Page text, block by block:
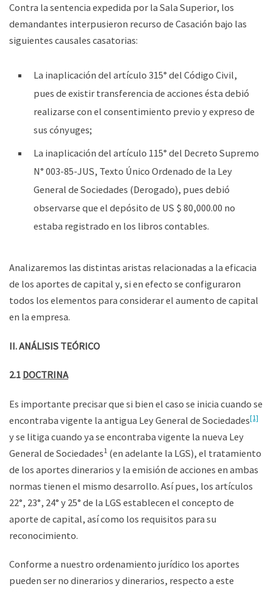
Contra la sentencia expedida por la Sala Superior, los
demandantes interpusieron recurso de Casación bajo las
siguientes causales casatorias:
La inaplicación del artículo 315° del Código Civil,
pues de existir transferencia de acciones ésta debió
realizarse con el consentimiento previo y expreso de
sus cónyuges;
La inaplicación del artículo 115° del Decreto Supremo
N° 003-85-JUS, Texto Único Ordenado de la Ley
General de Sociedades (Derogado), pues debió
observarse que el depósito de US $ 80,000.00 no
estaba registrado en los libros contables.
Analizaremos las distintas aristas relacionadas a la eficacia
de los aportes de capital y, si en efecto se configuraron
todos los elementos para considerar el aumento de capital
en la empresa.
II. ANÁLISIS TEÓRICO
2.1 DOCTRINA
Es importante precisar que si bien el caso se inicia cuando se
encontraba vigente la antigua Ley General de Sociedades[1]
y se litiga cuando ya se encontraba vigente la nueva Ley
General de Sociedades1 (en adelante la LGS), el tratamiento
de los aportes dinerarios y la emisión de acciones en ambas
normas tienen el mismo desarrollo. Así pues, los artículos
22°, 23°, 24° y 25° de la LGS establecen el concepto de
aporte de capital, así como los requisitos para su
reconocimiento.
Conforme a nuestro ordenamiento jurídico los aportes
pueden ser no dinerarios y dinerarios, respecto a este